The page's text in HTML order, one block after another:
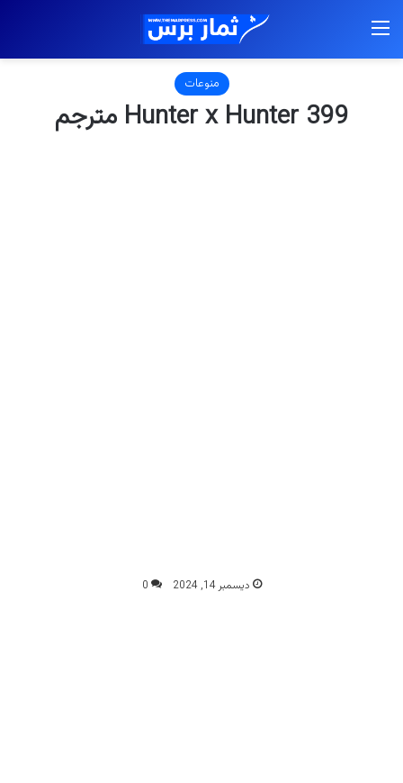
منوعات
Hunter x Hunter 399 مترجم
ديسمبر 14, 2024 0